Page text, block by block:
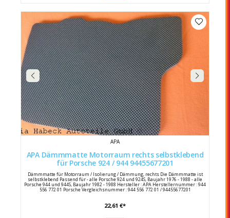
APA
APA Dämmmatte Motorraum rechts selbstklebend
für Porsche 924 / 944 94455677201
Dämmmatte für Motorraum / Isolierung / Dämmung, rechts Die Dämmmatte ist
selbstklebend Passend für - alle Porsche 924 und 924S, Baujahr 1976 - 1988 - alle
Porsche 944 und 944S, Baujahr 1982 - 1988 Hersteller : APA Herstellernummer : 944
556 772 01 Porsche Vergleichsnummer : 944 556 772 01 / 94455677201
22,61 €*